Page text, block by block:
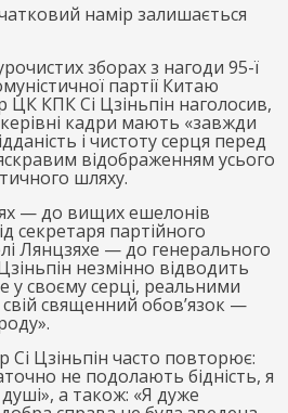
намір залишається
зборах з нагоди 95-ї
партії Китаю
ЦК КПК Сі Цзіньпін наголосив,
кадри мають «завжди
і чистоту серця перед
відображенням усього
шляху.
— до вищих ешелонів
секретаря партійного
Лянцзяхе — до генерального
незмінно відводить
у своєму серці, реальними
священний обов’язок —
Сі Цзіньпін часто повторює:
не подолають бідність, я
а також: «Я дуже